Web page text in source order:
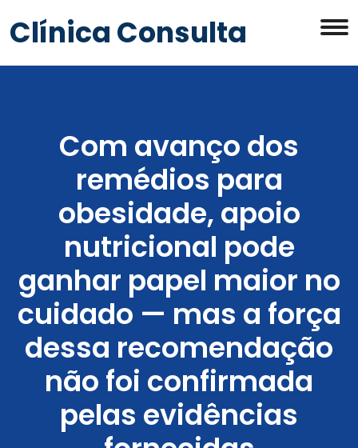
Clínica Consulta
Com avanço dos
remédios para
obesidade, apoio
nutricional pode
ganhar papel maior no
cuidado — mas a força
dessa recomendação
não foi confirmada
pelas evidências